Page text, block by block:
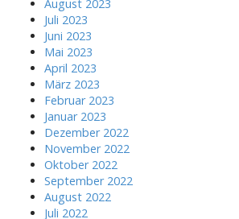
August 2023
Juli 2023
Juni 2023
Mai 2023
April 2023
März 2023
Februar 2023
Januar 2023
Dezember 2022
November 2022
Oktober 2022
September 2022
August 2022
Juli 2022